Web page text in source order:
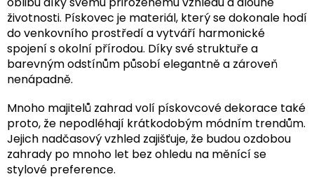
životnosti. Pískovec je materiál, který se dokonale hodí
do venkovního prostředí a vytváří harmonické
spojení s okolní přírodou. Díky své struktuře a
barevným odstínům působí elegantně a zároveň
nenápadně.
Mnoho majitelů zahrad volí pískovcové dekorace také
proto, že nepodléhají krátkodobým módním trendům.
Jejich nadčasový vzhled zajišťuje, že budou ozdobou
zahrady po mnoho let bez ohledu na měnící se
stylové preference.